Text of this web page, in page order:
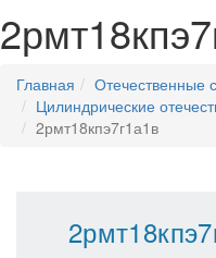
Главная
Отечественные
Цилиндрические
2рмт18кпэ7г1а1в